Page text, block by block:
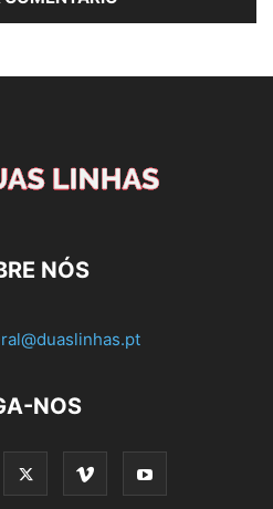
NÓS
NOS